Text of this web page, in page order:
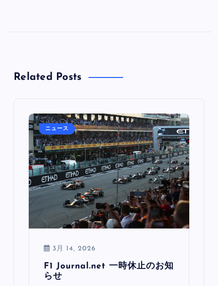
Related Posts
ニュース
3月 14, 2026
F1 Journal.net 一時休止のお知
らせ